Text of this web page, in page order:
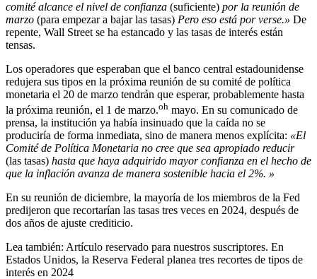
comité alcance el nivel de confianza (suficiente) por la reunión de
marzo (para empezar a bajar las tasas) Pero eso está por verse.» De
repente, Wall Street se ha estancado y las tasas de interés están
tensas.
Los operadores que esperaban que el banco central estadounidense
redujera sus tipos en la próxima reunión de su comité de política
monetaria el 20 de marzo tendrán que esperar, probablemente hasta
la próxima reunión, el 1 de marzo.oh mayo. En su comunicado de
prensa, la institución ya había insinuado que la caída no se
produciría de forma inmediata, sino de manera menos explícita: «El
Comité de Política Monetaria no cree que sea apropiado reducir
(las tasas) hasta que haya adquirido mayor confianza en el hecho de
que la inflación avanza de manera sostenible hacia el 2%. »
En su reunión de diciembre, la mayoría de los miembros de la Fed
predijeron que recortarían las tasas tres veces en 2024, después de
dos años de ajuste crediticio.
Lea también: Artículo reservado para nuestros suscriptores. En
Estados Unidos, la Reserva Federal planea tres recortes de tipos de
interés en 2024